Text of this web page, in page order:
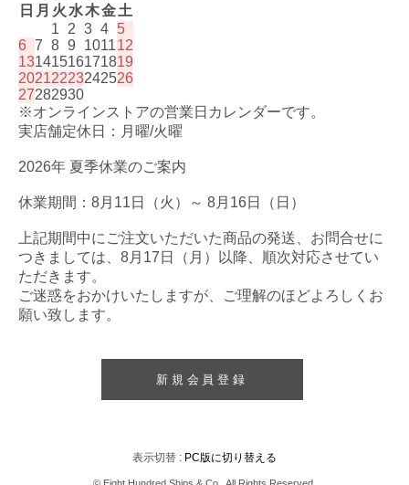
日 月 火 水木金土
1
2 3 4 5
6 7 8 9 101112
13141516171819
20212223242526
27282930
※オンラインストアの営業日カレンダーです。
実店舗定休日：月曜/火曜
2026年 夏季休業のご案内
休業期間：8月11日（火）～ 8月16日（日）
上記期間中にご注文いただいた商品の発送、お問合せに
つきましては、8月17日（月）以降、順次対応させてい
ただきます。
ご迷惑をおかけいたしますが、ご理解のほどよろしくお
願い致します。
新規会員登録
表示切替 : PC版に切り替える